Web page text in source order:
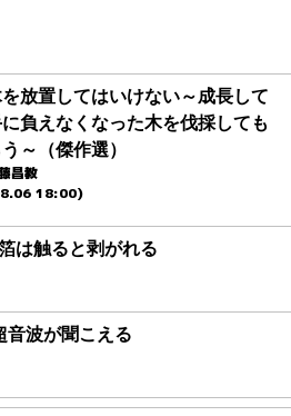
放置してはいけない～成長して
負えなくなった木を伐採しても
～（傑作選）
昌教
18:00)
は触ると剥がれる
波が聞こえる